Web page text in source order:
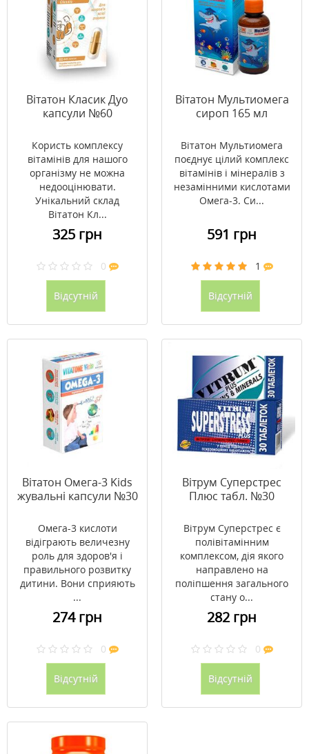
Вітатон Класик Дуо
капсули №60
Користь комплексу
вітамінів для нашого
організму не можна
недооцінювати.
Унікальний склад
Вітатон Кл...
325 грн
0
Відсутній
Вітатон Мультиомега
сироп 165 мл
Вітатон Мультиомега
поєднує цілий комплекс
вітамінів і мінералів з
незамінними кислотами
Омега-3. Си...
591 грн
1
Відсутній
Вітатон Омега-3 Kids
жувальні капсули №30
Омега-3 кислоти
відіграють величезну
роль для здоров'я і
правильного розвитку
дитини. Вони сприяють
...
274 грн
0
Відсутній
Вітрум Суперстрес
Плюс табл. №30
Вітрум Суперстрес є
полівітамінним
комплексом, дія якого
направлено на
поліпшення загального
стану о...
282 грн
0
Відсутній